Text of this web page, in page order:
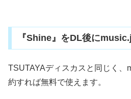
『Shine』をDL後に
TSUTAYAディスカスと同じく、
約すれば無料で使えます。